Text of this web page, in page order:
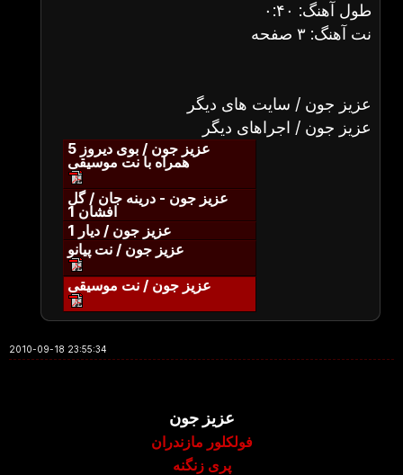
طول آهنگ: ۰:۴۰
نت آهنگ: ۳ صفحه
عزیز جون / سایت های دیگر
عزیز جون / اجراهای دیگر
عزیز جون / بوی دیروز 5
همراه با نت موسیقی
عزیز جون - درینه جان / گل
افشان 1
عزیز جون / دیار 1
عزیز جون / نت پیانو
عزیز جون / نت موسیقی
2010-09-18 23:55:34
عزیز جون
فولکلور مازندران
پری زنگنه